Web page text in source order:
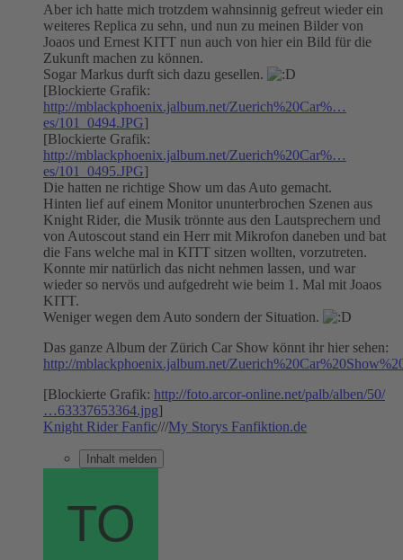
Aber ich hatte mich trotzdem wahnsinnig gefreut wieder ein
weiteres Replica zu sehn, und nun zu meinen Bilder von
Joaos und Ernest KITT nun auch von hier ein Bild für die
Zukunft machen zu können.
Sogar Markus durft sich dazu gesellen.
[Blockierte Grafik:
http://mblackphoenix.jalbum.net/Zuerich%20Car%…
es/101_0494.JPG]
[Blockierte Grafik:
http://mblackphoenix.jalbum.net/Zuerich%20Car%…
es/101_0495.JPG]
Die hatten ne richtige Show um das Auto gemacht.
Hinten lief auf einem Monitor ununterbrochen Szenen aus
Knight Rider, die Musik trönnte aus den Lautsprechern und
von Autoscout stand ein Herr mit Mikrofon daneben und bat
die Fans welche mal in KITT sitzen wollten, vorzutreten.
Konnte mir natürlich das nicht nehmen lassen, und war
wieder so nervös und aufgedreht wie beim 1. Mal mit Joaos
KITT.
Weniger wegen dem Auto sondern der Situation.
Das ganze Album der Zürich Car Show könnt ihr hier sehen:
http://mblackphoenix.jalbum.net/
[Blockierte Grafik: http://foto.arcor-online.net/palb/alben/50/
…63337653364.jpg]
Knight Rider Fanfic///My Storys Fanfiktion.de
Inhalt melden